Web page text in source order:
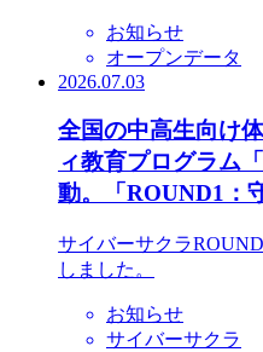
お知らせ
オープンデータ
2026.07.03
全国の中高生向け
ィ教育プログラム
動。「ROUND1：
サイバーサクラ
しました。
お知らせ
サイバーサクラ